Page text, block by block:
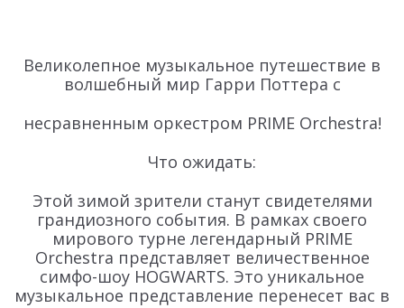
Великолепное музыкальное путешествие в
волшебный мир Гарри Поттера с
несравненным оркестром PRIME Orchestra!
Что ожидать:
Этой зимой зрители станут свидетелями
грандиозного события. В рамках своего
мирового турне легендарный PRIME
Orchestra представляет величественное
симфо-шоу HOGWARTS. Это уникальное
музыкальное представление перенесет вас в